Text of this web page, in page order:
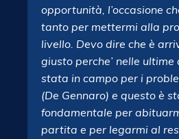
opportunità, l’occasione
tanto per mettermi alla
livello. Devo dire che è
giusto perche’ nelle
stata in campo per i
(De Gennaro) e questo è
fondamentale per
partita e per legarmi al